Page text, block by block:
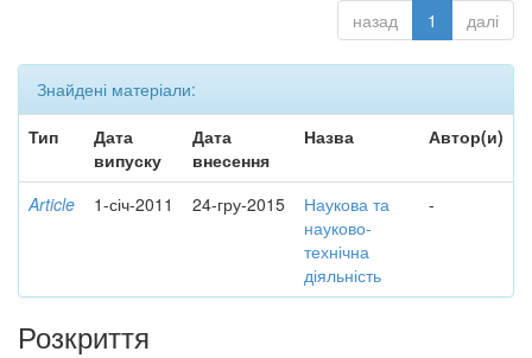
назад 1 далі
Знайдені матеріали:
Тип
Дата
випуску
Дата
внесення
Назва Автор(и)
Article 1-січ-2011 24-гру-2015
Наукова та
науково-
технічна
діяльність
-
Розкриття